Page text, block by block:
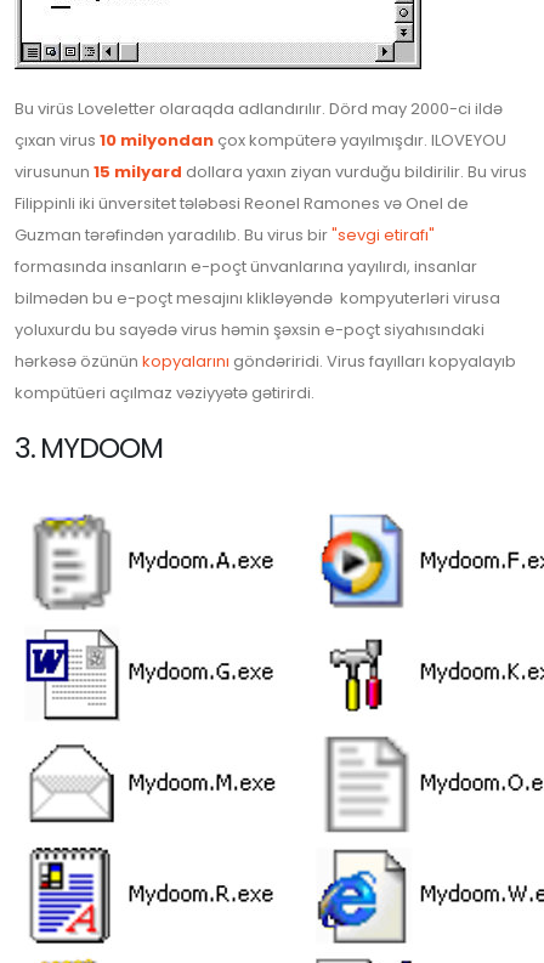
Bu virüs Loveletter olaraqda adlandırılır. Dörd may 2000-ci ildə
çıxan virus 10 milyondan çox kompüterə yayılmışdır. ILOVEYOU
virusunun 15 milyard dollara yaxın ziyan vurduğu bildirilir. Bu virus
Filippinli iki ünversitet tələbəsi Reonel Ramones və Onel de
Guzman tərəfindən yaradılıb. Bu virus bir"sevgi etirafı"
formasında insanların e-poçt ünvanlarına yayılırdı, insanlar
bilmədən bu e-poçt mesajını klikləyəndə kompyuterləri virusa
yoluxurdu bu sayədə virus həmin şəxsin e-poçt siyahısındaki
hərkəsə özünün kopyalarını göndəriridi. Virus fayılları kopyalayıb
kompütüeri açılmaz vəziyyətə gətirirdi.
3. MYDOOM